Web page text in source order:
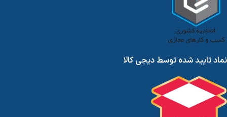
نماد تایید شده توسط دیجی کالا